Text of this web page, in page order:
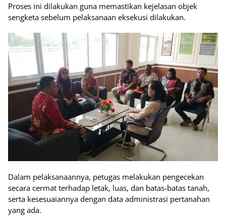
Proses ini dilakukan guna memastikan kejelasan objek
sengketa sebelum pelaksanaan eksekusi dilakukan.
Dalam pelaksanaannya, petugas melakukan pengecekan
secara cermat terhadap letak, luas, dan batas-batas tanah,
serta kesesuaiannya dengan data administrasi pertanahan
yang ada.